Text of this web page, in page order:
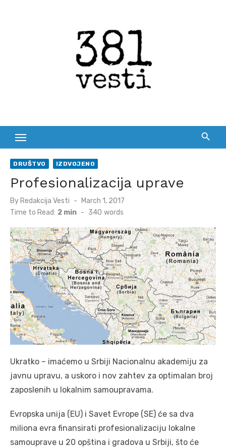
DRUŠTVO IZDVOJENO
Profesionalizacija uprave
By Redakcija Vesti
Posted
March 1, 2017
Time to Read: 2 min - 340 words
Ukratko – imaćemo u Srbiji Nacionalnu akademiju za
javnu upravu, a uskoro i nov zahtev za optimalan broj
zaposlenih u lokalnim samoupravama.
Evropska unija (EU) i Savet Evrope (SE) će sa dva
miliona evra finansirati profesionalizaciju lokalne
samouprave u 20 opština i gradova u Srbiji, što će